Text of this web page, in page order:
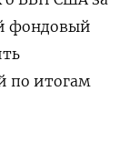
фондовый
по итогам